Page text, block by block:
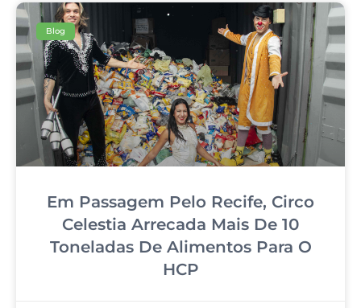
Blog
Em Passagem Pelo Recife, Circo
Celestia Arrecada Mais De 10
Toneladas De Alimentos Para O
HCP